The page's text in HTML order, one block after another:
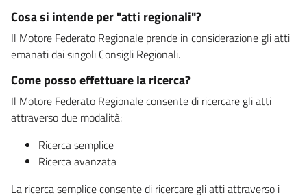
Cosa si intende per "atti regionali"?
Il Motore Federato Regionale prende in considerazione gli atti
emanati dai singoli Consigli Regionali.
Come posso effettuare la ricerca?
Il Motore Federato Regionale consente di ricercare gli atti
attraverso due modalità:
Ricerca semplice
Ricerca avanzata
La ricerca semplice consente di ricercare gli atti attraverso i